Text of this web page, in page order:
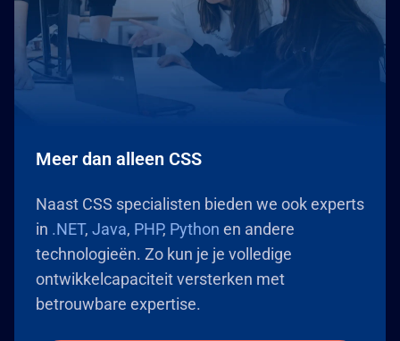
Meer dan alleen CSS
Naast CSS specialisten bieden we ook experts
in .NET, Java, PHP, Python en andere
technologieën. Zo kun je je volledige
ontwikkelcapaciteit versterken met
betrouwbare expertise.